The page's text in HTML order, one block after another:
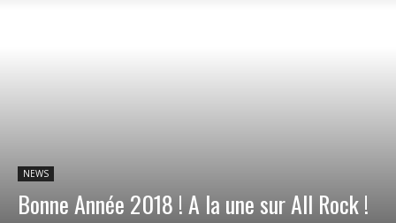
NEWS
Bonne Année 2018 ! A la une sur All Rock !